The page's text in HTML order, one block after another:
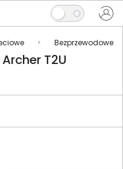
Bezprzewodowe
T2U